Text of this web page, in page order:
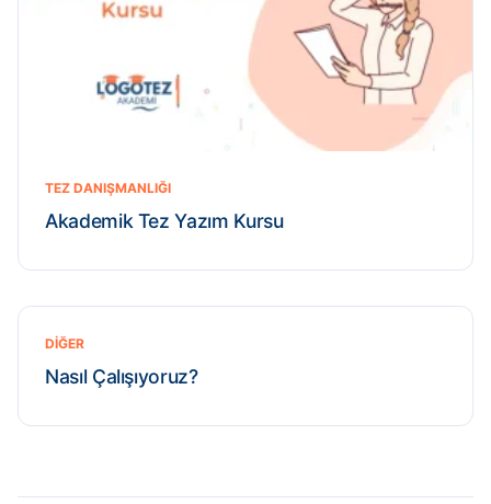
TEZ DANIŞMANLIĞI
Akademik Tez Yazım Kursu
DIĞER
Nasıl Çalışıyoruz?